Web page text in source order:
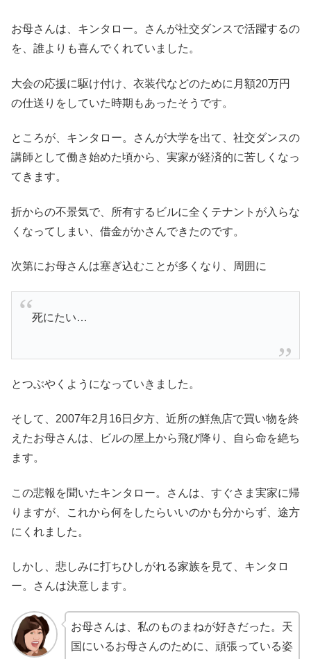
お母さんは、キンタロー。さんが社交ダンスで活躍するの
を、誰よりも喜んでくれていました。
大会の応援に駆け付け、衣装代などのために月額20万円
の仕送りをしていた時期もあったそうです。
ところが、キンタロー。さんが大学を出て、社交ダンスの
講師として働き始めた頃から、実家が経済的に苦しくなっ
てきます。
折からの不景気で、所有するビルに全くテナントが入らな
くなってしまい、借金がかさんできたのです。
次第にお母さんは塞ぎ込むことが多くなり、周囲に
死にたい…
とつぶやくようになっていきました。
そして、2007年2月16日夕方、近所の鮮魚店で買い物を終
えたお母さんは、ビルの屋上から飛び降り、自ら命を絶ち
ます。
この悲報を聞いたキンタロー。さんは、すぐさま実家に帰
りますが、これから何をしたらいいのかも分からず、途方
にくれました。
しかし、悲しみに打ちひしがれる家族を見て、キンタロ
ー。さんは決意します。
お母さんは、私のものまねが好きだった。天
国にいるお母さんのために、頑張っている姿